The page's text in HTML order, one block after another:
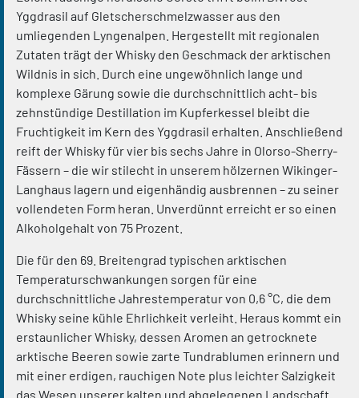
Yggdrasil auf Gletscherschmelzwasser aus den
umliegenden Lyngenalpen. Hergestellt mit regionalen
Zutaten trägt der Whisky den Geschmack der arktischen
Wildnis in sich. Durch eine ungewöhnlich lange und
komplexe Gärung sowie die durchschnittlich acht- bis
zehnstündige Destillation im Kupferkessel bleibt die
Fruchtigkeit im Kern des Yggdrasil erhalten. Anschließend
reift der Whisky für vier bis sechs Jahre in Olorso-Sherry-
Fässern – die wir stilecht in unserem hölzernen Wikinger-
Langhaus lagern und eigenhändig ausbrennen – zu seiner
vollendeten Form heran. Unverdünnt erreicht er so einen
Alkoholgehalt von 75 Prozent.
Die für den 69. Breitengrad typischen arktischen
Temperaturschwankungen sorgen für eine
durchschnittliche Jahrestemperatur von 0,6 °C, die dem
Whisky seine kühle Ehrlichkeit verleiht. Heraus kommt ein
erstaunlicher Whisky, dessen Aromen an getrocknete
arktische Beeren sowie zarte Tundrablumen erinnern und
mit einer erdigen, rauchigen Note plus leichter Salzigkeit
das Wesen unserer kalten und abgelegenen Landschaft